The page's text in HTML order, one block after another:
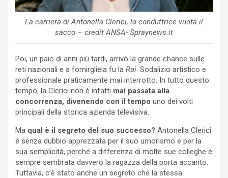
La carriera di Antonella Clerici, la conduttrice vuota il
sacco – credit ANSA- Spraynews.it
Poi, un paio di anni più tardi, arrivò la grande chance sulle
reti nazionali e a fornirgliela fu la Rai. Sodalizio artistico e
professionale praticamente mai interrotto. In tutto questo
tempo, la Clerici non è infatti mai passata alla
concorrenza, divenendo con il tempo uno dei volti
principali della storica azienda televisiva.
Ma qual è il segreto del suo successo? Antonella Clerici
è senza dubbio apprezzata per il suo umorismo e per la
sua semplicità, perché a differenza di molte sue colleghe è
sempre sembrata davvero la ragazza della porta accanto.
Tuttavia, c’è stato anche un segreto che la stessa